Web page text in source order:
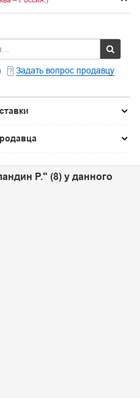
Задать вопрос продавцу
Р." (8) у данного